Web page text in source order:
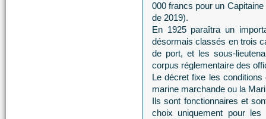
000 francs pour un
de 2019).
En 1925 paraîtra un
désormais classés en trois
de port, et les sous-
corpus réglementaire des
Le décret fixe les
marine marchande ou la
Ils sont fonctionnaires et
choix uniquement pour